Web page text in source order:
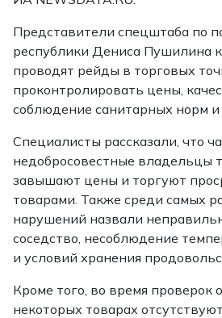
Представители спецштаба по
республики Дениса Пушилина
проводят рейды в торговых
проконтролировать цены,
соблюдение санитарных норм и
Специалисты рассказали, что
недобросовестные владельцы
завышают цены и торгуют
товарами. Также среди самых
нарушений назвали
соседство, несоблюдение
и условий хранения
Кроме того, во время проверок
некоторых товарах